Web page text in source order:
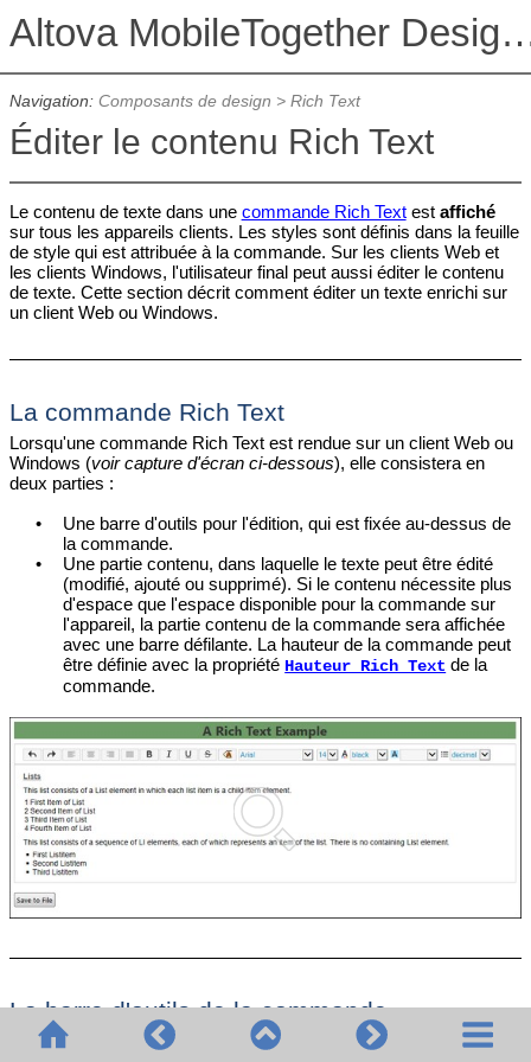
Altova
Navigation: Composants de design > Rich Text
Éditer le contenu Rich Text
Le contenu de texte dans une commande Rich Textest affiché
sur tous les appareils clients. Les styles sont définis dans la feuille
de style qui est attribuée à la commande. Sur les clients Web et
les clients Windows, l'utilisateur final peut aussi éditer le contenu
de texte. Cette section décrit comment éditer un texte enrichi sur
un client Web ou Windows.
La commande Rich Text
Lorsqu'une commande Rich Text est rendue sur un client Web ou
Windows (voir capture d'écran ci-dessous), elle consistera en
deux parties :
•
Une barre d'outils pour l'édition, qui est fixée au-dessus de
la commande.
•
Une partie contenu, dans laquelle le texte peut être édité
(modifié, ajouté ou supprimé). Si le contenu nécessite plus
d'espace que l'espace disponible pour la commande sur
l'appareil, la partie contenu de la commande sera affichée
avec une barre défilante. La hauteur de la commande peut
être définie avec la propriété Hauteur Rich Text de la
commande.
La barre d'outils de la commande
La barre d'outils de la commande Rich Text
voir capture d'écran